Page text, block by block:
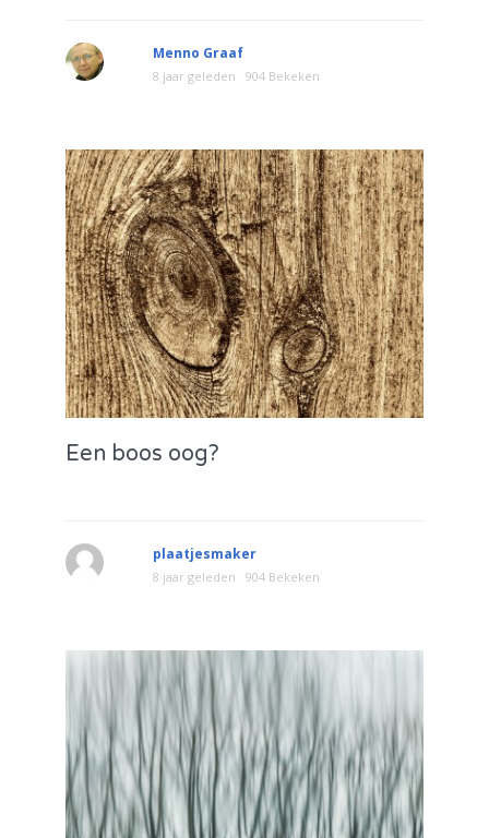
Menno Graaf
8 jaar geleden 904 Bekeken
Een boos oog?
plaatjesmaker
8 jaar geleden 904 Bekeken